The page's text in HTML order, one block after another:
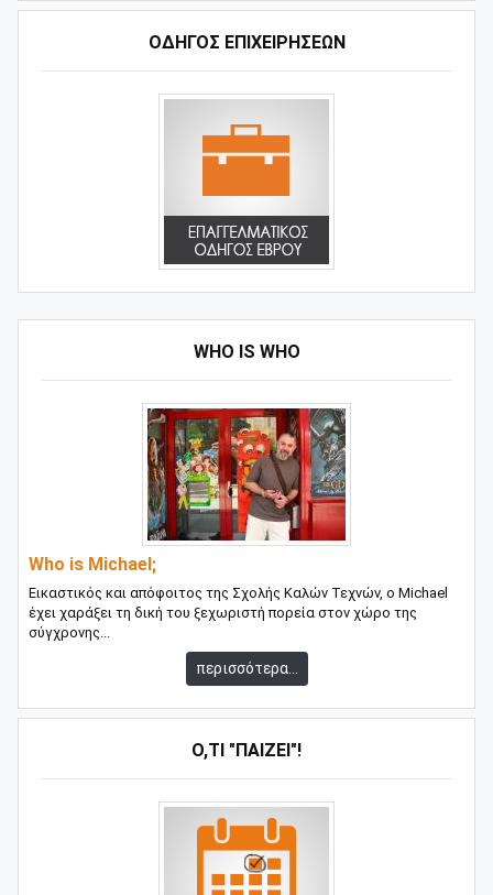
ΟΔΗΓΌΣ ΕΠΙΧΕΙΡΉΣΕΩΝ
WHO IS WHO
Who is Michael;
Εικαστικός και απόφοιτος της Σχολής Καλών Τεχνών, ο Michael
έχει χαράξει τη δική του ξεχωριστή πορεία στον χώρο της
σύγχρονης...
περισσότερα...
Ό,ΤΙ "ΠΑΊΖΕΙ"!